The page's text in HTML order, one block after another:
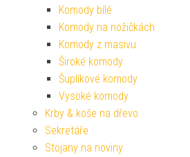
Komody bílé
Komody na nožičkách
Komody z masivu
Široké komody
Šuplíkové komody
Vysoké komody
Krby & koše na dřevo
Sekretáře
Stojany na noviny